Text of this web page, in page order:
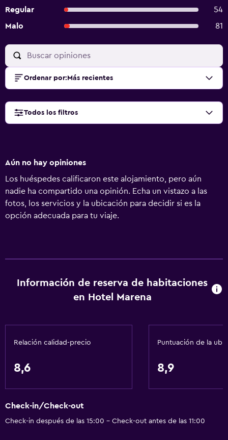
Regular
54
Malo
81
Ordenar por: Más recientes
Todos los filtros
Aún no hay opiniones
Los huéspedes calificaron este alojamiento, pero aún
nadie ha compartido una opinión. Echa un vistazo a las
fotos, los servicios y la ubicación para decidir si es la
opción adecuada para tu viaje.
Información de reserva de habitaciones
en Hotel Marena
Relación calidad-precio
8,6
Puntuación de la
8,9
Check-in/Check-out
Check-in después de las 15:00 - Check-out antes de las 11:00